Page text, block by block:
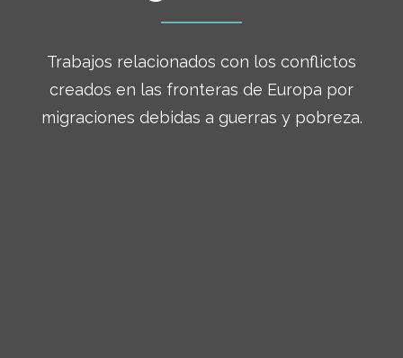
Trabajos relacionados con los conflictos
creados en las fronteras de Europa por
migraciones debidas a guerras y pobreza.